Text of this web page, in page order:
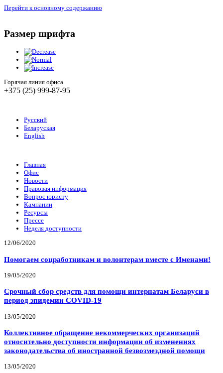
Перейти к основному содержанию
Размер шрифта
Горячая линия офиса
+375 (25) 999-87-95
Русский
Беларуская
English
Главная
Офис
Новости
Правовая информация
Вопрос юристу
Кампании
Ресурсы
Прессе
Неделя доступности
12/06/2020
Помогаем соцработникам и волонтерам вместе с Именами!
19/05/2020
Срочный сбор средств для помощи интернатам Беларуси в
период эпидемии COVID-19
13/05/2020
Коллективное обращение некоммерческих организаций
относительно доступности информации об изменениях
законодательства об иностранной безвозмездной помощи
13/05/2020